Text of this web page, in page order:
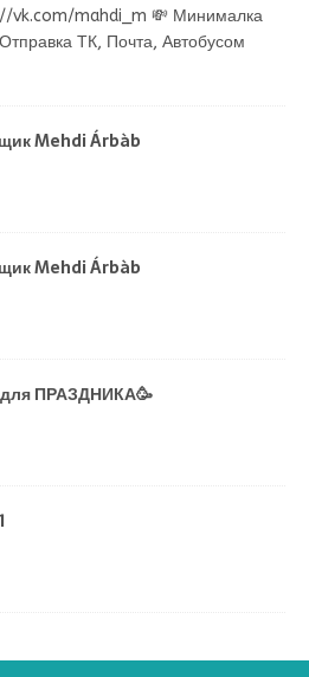
vk.com/mahdi_m 💸 Минималка
ТК, Почта, Автобусом
Mehdi Árbàb
Mehdi Árbàb
ПРАЗДНИКА🥳